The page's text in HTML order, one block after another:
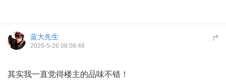
7#
蓝大先生
2026-5-26 08:08:46
其实我一直觉得楼主的品味不错！